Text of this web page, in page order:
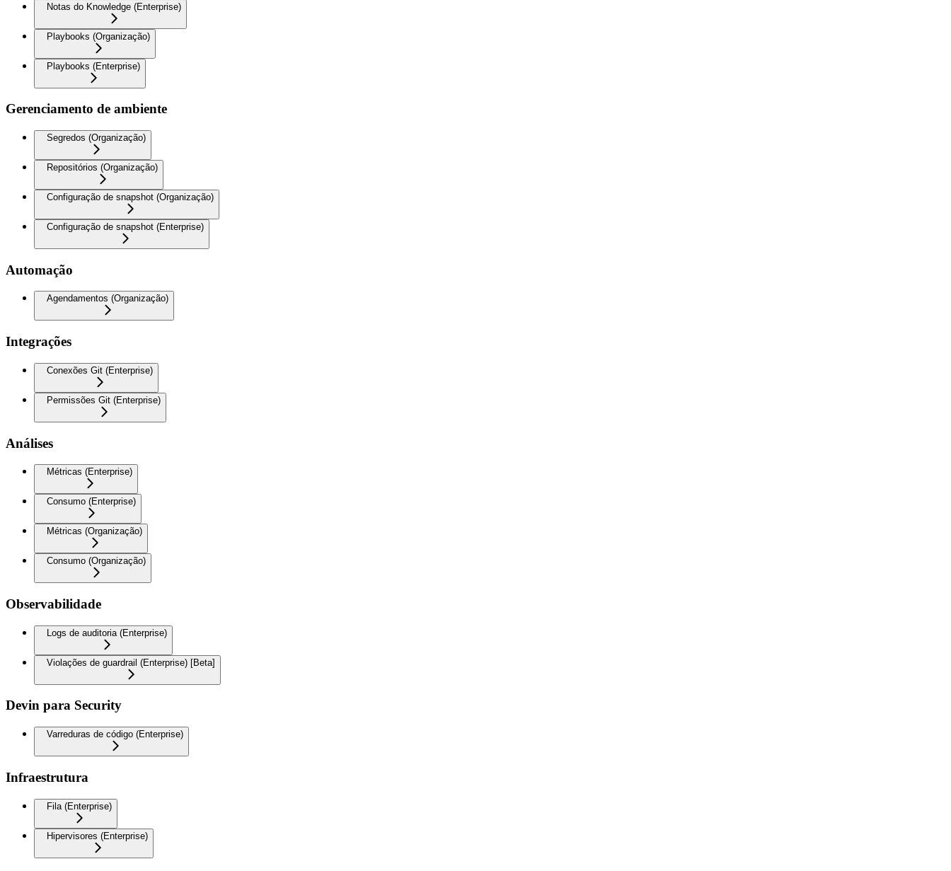
Notas do Knowledge (Enterprise)
Playbooks (Organização)
Playbooks (Enterprise)
Gerenciamento de ambiente
Segredos (Organização)
Repositórios (Organização)
Configuração de snapshot (Organização)
Configuração de snapshot (Enterprise)
Automação
Agendamentos (Organização)
Integrações
Conexões Git (Enterprise)
Permissões Git (Enterprise)
Análises
Métricas (Enterprise)
Consumo (Enterprise)
Métricas (Organização)
Consumo (Organização)
Observabilidade
Logs de auditoria (Enterprise)
Violações de guardrail (Enterprise) [Beta]
Devin para Security
Varreduras de código (Enterprise)
Infraestrutura
Fila (Enterprise)
Hipervisores (Enterprise)